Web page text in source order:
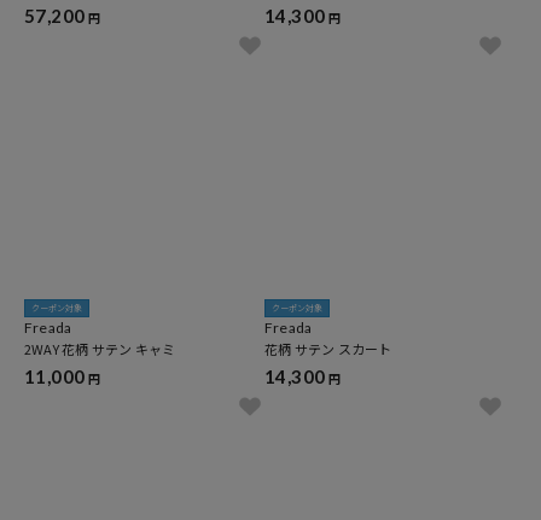
57,200 円 14,300 円
クーポン対象
Freada
2WAY 花柄 サテン キャミ
11,000 円
クーポン対象
Freada
花柄 サテン スカート
14,300 円